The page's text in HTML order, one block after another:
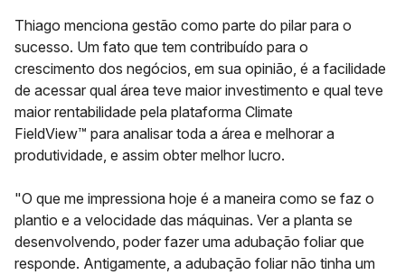
Thiago menciona gestão como parte do pilar para o
sucesso. Um fato que tem contribuído para o
crescimento dos negócios, em sua opinião, é a facilidade
de acessar qual área teve maior investimento e qual teve
maior rentabilidade pela plataforma Climate
FieldView™ para analisar toda a área e melhorar a
produtividade, e assim obter melhor lucro.
"O que me impressiona hoje é a maneira como se faz o
plantio e a velocidade das máquinas. Ver a planta se
desenvolvendo, poder fazer uma adubação foliar que
responde. Antigamente, a adubação foliar não tinha um